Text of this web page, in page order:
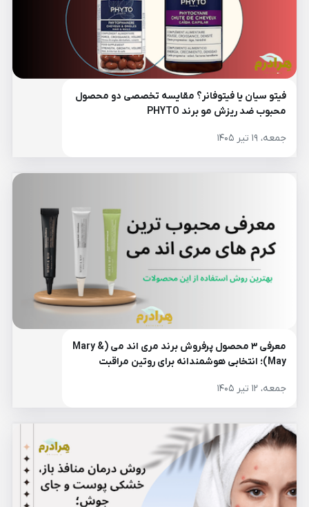
فیتو سیان یا فیتوفانر؟ مقایسه تخصصی دو محصول
محبوب ضد ریزش مو برند PHYTO
جمعه، ۱۹ تیر ۱۴۰۵
معرفی ۳ محصول پرفروش برند مری اند می (Mary &
May)؛ انتخابی هوشمندانه برای روتین مراقبت
جمعه، ۱۲ تیر ۱۴۰۵